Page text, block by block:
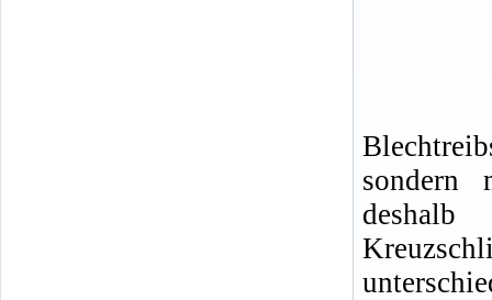
sondern